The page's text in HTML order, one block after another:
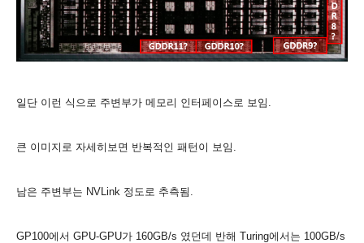
일단 이런 식으로 주변부가 메모리 인터페이스로 보임.
큰 이미지로 자세히보면 반복적인 패턴이 보임.
남은 주변부는 NVLink 정도로 추측됨.
GP100에서 GPU-GPU가 160GB/s 였던데 반해 Turing에서는 100GB/s